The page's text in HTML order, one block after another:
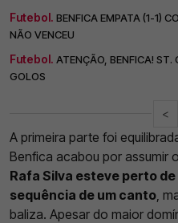
Futebol. BENFICA EMPATA (1-1)
NÃO VENCEU
Futebol. ATENÇÃO, BENFICA! ST.
GOLOS
<
A primeira parte foi
Benfica acabou por assumir
Rafa Silva esteve perto
sequência de um canto ,
baliza. Apesar do maior